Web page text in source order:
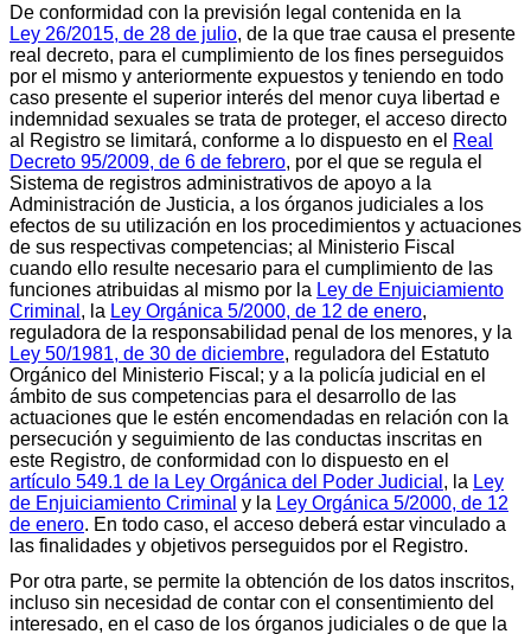
De conformidad con la previsión legal contenida en la
Ley 26/2015, de 28 de julio, de la que trae causa el presente
real decreto, para el cumplimiento de los fines perseguidos
por el mismo y anteriormente expuestos y teniendo en todo
caso presente el superior interés del menor cuya libertad e
indemnidad sexuales se trata de proteger, el acceso directo
al Registro se limitará, conforme a lo dispuesto en el Real
Decreto 95/2009, de 6 de febrero, por el que se regula el
Sistema de registros administrativos de apoyo a la
Administración de Justicia, a los órganos judiciales a los
efectos de su utilización en los procedimientos y actuaciones
de sus respectivas competencias; al Ministerio Fiscal
cuando ello resulte necesario para el cumplimiento de las
funciones atribuidas al mismo por la Ley de Enjuiciamiento
Criminal , la Ley Orgánica 5/2000, de 12 de enero,
reguladora de la responsabilidad penal de los menores, y la
Ley 50/1981, de 30 de diciembre, reguladora del Estatuto
Orgánico del Ministerio Fiscal; y a la policía judicial en el
ámbito de sus competencias para el desarrollo de las
actuaciones que le estén encomendadas en relación con la
persecución y seguimiento de las conductas inscritas en
este Registro, de conformidad con lo dispuesto en el
artículo 549.1 de la Ley Orgánica del Poder Judicial , la Ley
de Enjuiciamiento Criminal y la Ley Orgánica 5/2000, de 12
de enero. En todo caso, el acceso deberá estar vinculado a
las finalidades y objetivos perseguidos por el Registro.
Por otra parte, se permite la obtención de los datos inscritos,
incluso sin necesidad de contar con el consentimiento del
interesado, en el caso de los órganos judiciales o de que la